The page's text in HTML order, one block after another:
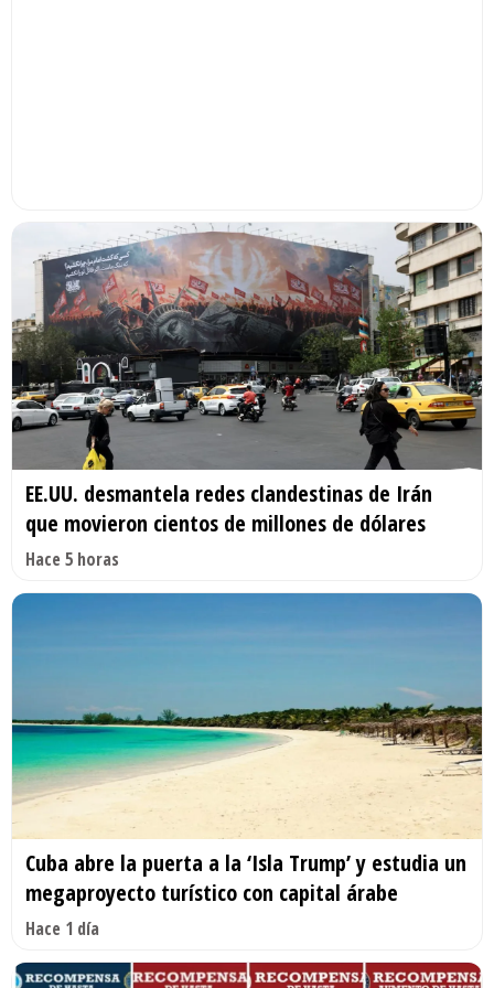
EE.UU. desmantela redes clandestinas de Irán
que movieron cientos de millones de dólares
Hace 5 horas
Cuba abre la puerta a la ‘Isla Trump’ y estudia un
megaproyecto turístico con capital árabe
Hace 1 día